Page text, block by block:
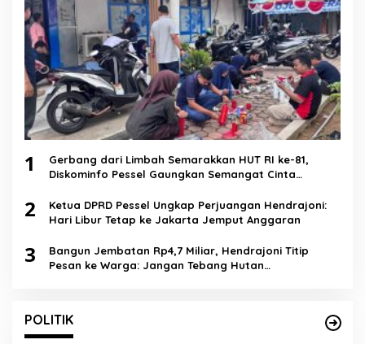
1
Gerbang dari Limbah Semarakkan HUT RI ke-81,
Diskominfo Pessel Gaungkan Semangat Cinta
2
Ketua DPRD Pessel Ungkap Perjuangan Hendrajoni:
Hari Libur Tetap ke Jakarta Jemput Anggaran
3
Bangun Jembatan Rp4,7 Miliar, Hendrajoni Titip
Pesan ke Warga: Jangan Tebang Hutan
POLITIK